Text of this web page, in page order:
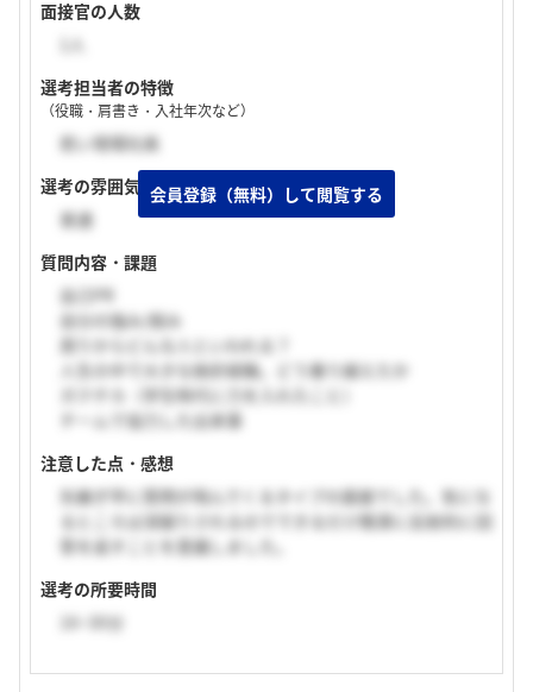
面接官の人数
選考担当者の特徴
（役職・肩書き・入社年次など）
若い現場社員
選考の雰囲気
普通
質問内容・課題
自己PR
自分の強み/弱み
周りからどんな人といわれる？
人生の中で大きな挫折経験。どう乗り越えたか
ガクチカ（学生時代に力を入れたこと）
チームで協力した出来事
注意した点・感想
矢継ぎ早に質問が飛んでくるタイプの面接でした。気にな
るところは深掘りされるのでできるだけ簡潔に反射的に回
答を返すことを意識しました。
選考の所要時間
16~30分